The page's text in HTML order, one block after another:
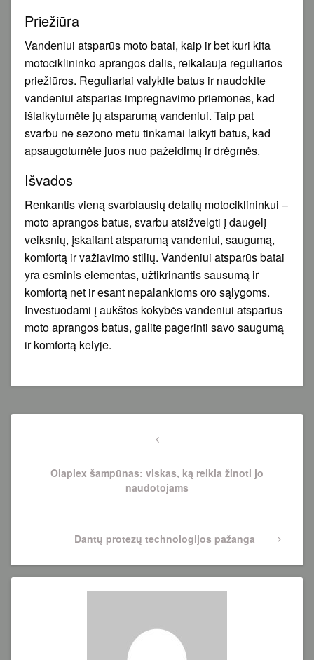
Priežiūra
Vandeniui atsparūs moto batai, kaip ir bet kuri kita
motociklininko aprangos dalis, reikalauja reguliarios
priežiūros. Reguliariai valykite batus ir naudokite
vandeniui atsparias impregnavimo priemones, kad
išlaikytumėte jų atsparumą vandeniui. Taip pat
svarbu ne sezono metu tinkamai laikyti batus, kad
apsaugotumėte juos nuo pažeidimų ir drėgmės.
Išvados
Renkantis vieną svarbiausių detalių motociklininkui –
moto aprangos batus, svarbu atsižvelgti į daugelį
veiksnių, įskaitant atsparumą vandeniui, saugumą,
komfortą ir važiavimo stilių. Vandeniui atsparūs batai
yra esminis elementas, užtikrinantis sausumą ir
komfortą net ir esant nepalankioms oro sąlygoms.
Investuodami į aukštos kokybės vandeniui atsparius
moto aprangos batus, galite pagerinti savo saugumą
ir komfortą kelyje.
Navigacija
Previous
Olaplex šampūnas: viskas, ką reikia žinoti jo
naudotojams
Next
Dantų protezų technologijos pažanga